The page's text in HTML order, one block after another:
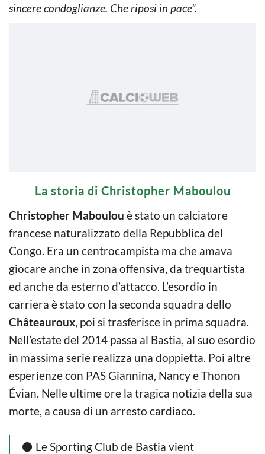
sincere condoglianze. Che riposi in pace”.
La storia di Christopher Maboulou
Christopher Maboulou è stato un calciatore
francese naturalizzato della Repubblica del
Congo. Era un centrocampista ma che amava
giocare anche in zona offensiva, da trequartista
ed anche da esterno d’attacco. L’esordio in
carriera è stato con la seconda squadra dello
Châteauroux, poi si trasferisce in prima squadra.
Nell’estate del 2014 passa al Bastia, al suo esordio
in massima serie realizza una doppietta. Poi altre
esperienze con PAS Giannina, Nancy e Thonon
Évian. Nelle ultime ore la tragica notizia della sua
morte, a causa di un arresto cardiaco.
⚫️ Le Sporting Club de Bastia vient